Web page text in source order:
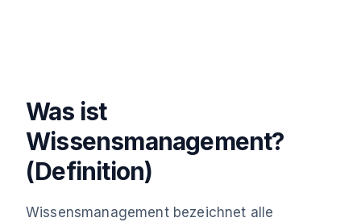
Was ist
Wissensmanagement?
(Definition)
Wissensmanagement bezeichnet alle